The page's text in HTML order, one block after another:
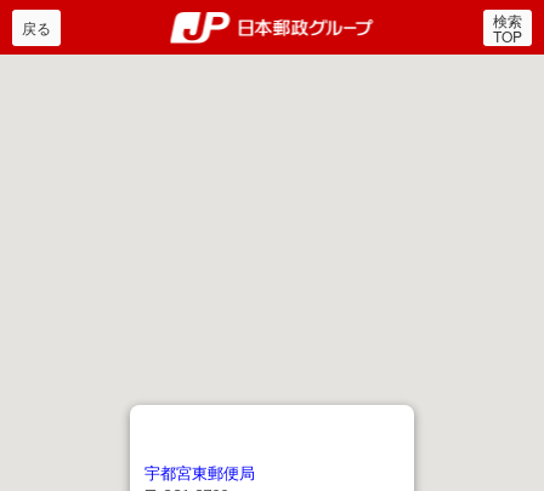
郵便局・日本郵政グルー
戻る 検索
TOP
宇都宮東郵便局